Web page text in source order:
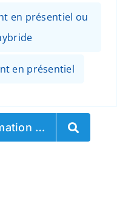
en présentiel ou
en présentiel
…